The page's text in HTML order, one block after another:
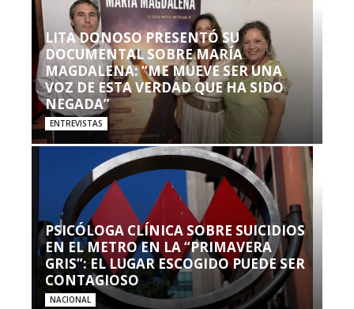
LITA DONOSO PRESENTÓ SU
DOCUMENTAL SOBRE MARÍA
MAGDALENA: “ME MUEVE SER UNA
VOZ DE ESTA VERDAD QUE HA SIDO
NEGADA”
ENTREVISTAS
PSICÓLOGA CLÍNICA SOBRE SUICIDIOS
EN EL METRO EN LA “PRIMAVERA
GRIS”: EL LUGAR ESCOGIDO PUEDE SER
CONTAGIOSO
NACIONAL